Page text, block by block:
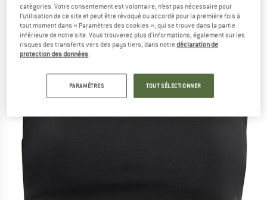
catégories. Votre consentement est volontaire, n’est pas nécessaire pour
l’utilisation de ce site et peut être révoqué ou accordé pour la première fois à
tout moment dans « Paramètres des cookies », qui se trouve dans la partie
inférieure de notre site. Vous trouverez plus d'informations, également sur les
risques des transferts vers des pays tiers, dans notredéclaration de
protection des données.
PARAMÈTRES TOUT SÉLECTIONNER